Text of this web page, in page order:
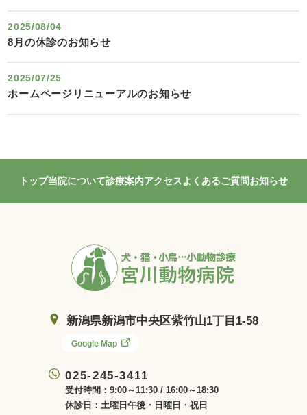
2025/08/04
8月の休診のお知らせ
2025/07/25
ホームページリニューアルのお知らせ
トップ当院について診療案内アクセスよくあるご質問 お知らせ
新潟県新潟市中央区紫竹山1丁目1-58
Google Map
025-245-3411
受付時間：9:00～11:30 / 16:00～18:30
休診日：土曜日午後・日曜日・祝日